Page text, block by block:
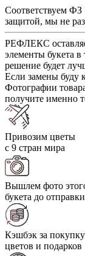
Соответствуем
защитой, мы не
РЕФЛЕКС
элементы букета в
решение будет
Если замены буду
Фотографии
получите именно
Привозим цветы
с 9 стран мира
Вышлем фото
букета до отправки
Кэшбэк за покупку
цветов и подарков